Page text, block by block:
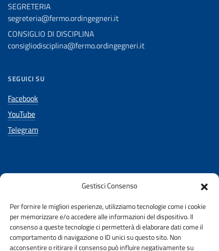
Gestisci Consenso
Per fornire le migliori esperienze, utilizziamo tecnologie come i cookie
per memorizzare e/o accedere alle informazioni del dispositivo. Il
consenso a queste tecnologie ci permetterà di elaborare dati come il
comportamento di navigazione o ID unici su questo sito. Non
acconsentire o ritirare il consenso può influire negativamente su
SEGRETERIA
segreteria@fermo.ordingegneri.it
CONSIGLIO DI DISCIPLINA
consigliodisciplina@fermo.ordingegneri.it
SEGUICI SU
Facebook
YouTube
Telegram
PRIVACY E COOKIE POLICY ORDINE URP